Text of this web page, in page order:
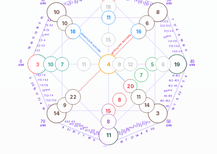
generazione maschile generazione femminile
0
anni
anni anni
40
anni
50
anni
60
70
anni
1-2,5
2,5-3,5
3,5-4
6-7,5
7,5-8,5
8,5-9
11-12,5
12,5-13,5
27,5-28,5
28,5-29
31-32,5
32,5-33,5
33,5-34
36-37,5
37,5-38,5
38,5-39
41-42,5
42,5-43,5
43,5-44
46-47,5
47,5-48,5
48,5-49
51-52,5
52,5-53,5
53,5-54
56-57,5
57,5-58,5
58,5-59
61-62,5
62,5-63,5
63,5-64
66-67,5
67,5-68,5
68,5-69
71-72,5
72,5-73,5
73,5-74
76-77,5
77,5-78,5
78,5-79
19
16
11
13
18
5
15 7
17
8
9
19
10
11
6
5
9
22
11
7
10
20
17
4
14
21
7
18
11
18
7
7
10
21
8
18
4
21
17
10
20
5
3 19
11
4
10 8
14 3
15
8
20
7
5
10
18
6
8
7
11
8 12
11
15
10
18
6
16
9
22
14
11
5anni
35anni
45anni
55anni
65anni
75anni